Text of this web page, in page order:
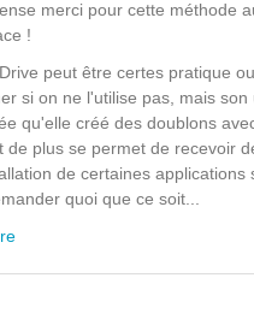
merci pour cette méthode
!
peut être certes pratique
si on ne l'utilise pas, mais son
qu'elle créé des doublons
de plus se permet de recevoir
de certaines applications
quoi que ce soit...